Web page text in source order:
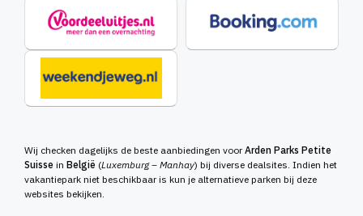
Wij checken dagelijks de beste aanbiedingen voorArden Parks Petite
Suisse in België (Luxemburg – Manhay) bij diverse dealsites. Indien het
vakantiepark niet beschikbaar is kun je alternatieve parken bij deze
websites bekijken.